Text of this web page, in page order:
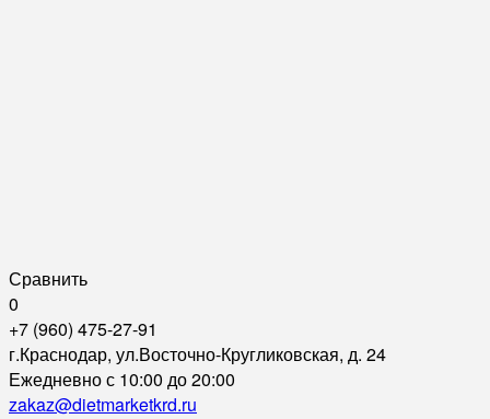
Сравнить
0
+7 (960) 475-27-91
г.Краснодар, ул.Восточно-Кругликовская, д. 24
Ежедневно с 10:00 до 20:00
zakaz@dietmarketkrd.ru